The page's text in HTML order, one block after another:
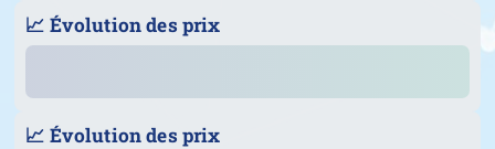
📈 Évolution des prix
📈 Évolution des prix